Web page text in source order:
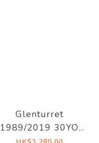
Glenturret
1989/2019 30YO